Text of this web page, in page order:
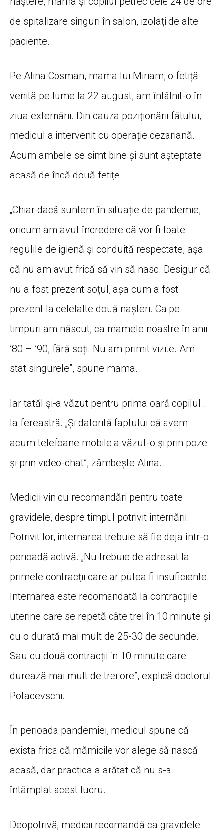
de spitalizare singuri în salon, izolați de alte
paciente.
Pe Alina Cosman, mama lui Miriam, o fetiță
venită pe lume la 22 august, am întâlnit-o în
ziua externării. Din cauza poziționării fătului,
medicul a intervenit cu operație cezariană.
Acum ambele se simt bine și sunt așteptate
acasă de încă două fetițe.
„Chiar dacă suntem în situație de pandemie,
oricum am avut încredere că vor fi toate
regulile de igienă și conduită respectate, așa
că nu am avut frică să vin să nasc. Desigur că
nu a fost prezent soțul, așa cum a fost
prezent la celelalte două nașteri. Ca pe
timpuri am născut, ca mamele noastre în anii
’80 – ’90, fără soți. Nu am primit vizite. Am
stat singurele”, spune mama.
Iar tatăl și-a văzut pentru prima oară copilul…
la fereastră. „Și datorită faptului că avem
acum telefoane mobile a văzut-o și prin poze
și prin video-chat”, zâmbește Alina.
Medicii vin cu recomandări pentru toate
gravidele, despre timpul potrivit internării.
Potrivit lor, internarea trebuie să fie deja într-o
perioadă activă. „Nu trebuie de adresat la
primele contracții care ar putea fi insuficiente.
Internarea este recomandată la contracțiile
uterine care se repetă câte trei în 10 minute și
cu o durată mai mult de 25-30 de secunde.
Sau cu două contracții în 10 minute care
durează mai mult de trei ore”, explică doctorul
Potacevschi.
În perioada pandemiei, medicul spune că
exista frica că mămicile vor alege să nască
acasă, dar practica a arătat că nu s-a
întâmplat acest lucru.
Deopotrivă, medicii recomandă ca gravidele